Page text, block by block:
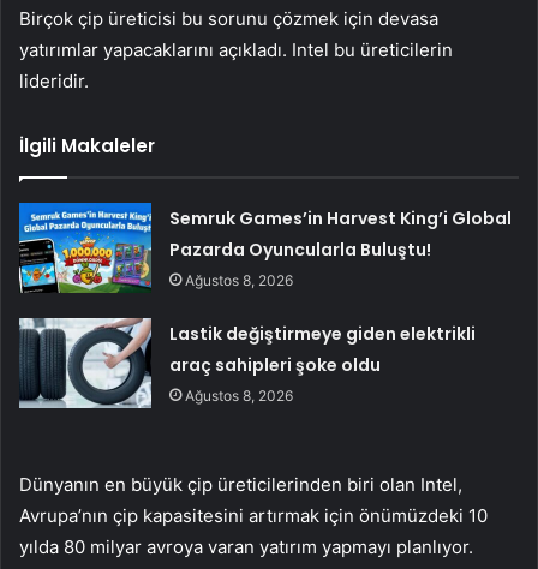
Birçok çip üreticisi bu sorunu çözmek için devasa
yatırımlar yapacaklarını açıkladı. Intel bu üreticilerin
lideridir.
İlgili Makaleler
Semruk Games’in Harvest King’i Global
Pazarda Oyuncularla Buluştu!
Ağustos 8, 2026
Lastik değiştirmeye giden elektrikli
araç sahipleri şoke oldu
Ağustos 8, 2026
Dünyanın en büyük çip üreticilerinden biri olan Intel,
Avrupa’nın çip kapasitesini artırmak için önümüzdeki 10
yılda 80 milyar avroya varan yatırım yapmayı planlıyor.